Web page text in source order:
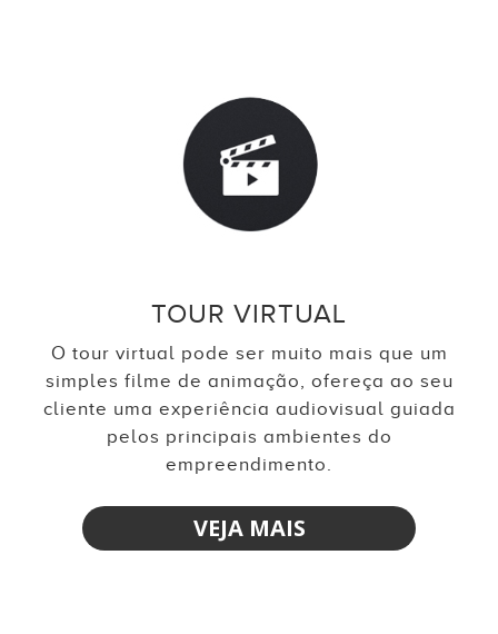
TOUR VIRTUAL
O tour virtual pode ser muito mais que um
simples filme de animação, ofereça ao seu
cliente uma experiência audiovisual guiada
pelos principais ambientes do
empreendimento.
VEJA MAIS